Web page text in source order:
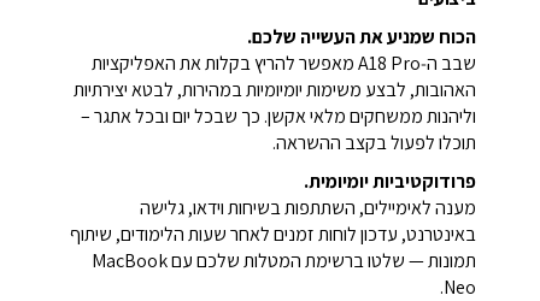
הכוח שמניע את העשייה שלכם.
שבב ה‑A18 Pro מאפשר להריץ בקלות את האפליקציות
האהובות, לבצע משימות יומיומיות במהירות, לבטא יצירתיות
וליהנות ממשחקים מלאי אקשן. כך שבכל יום ובכל אתגר –
תוכלו לפעול בקצב ההשראה.
פרודוקטיביות יומיומית.
מענה לאימיילים, השתתפות בשיחות וידאו, גלישה
באינטרנט, עדכון לוחות זמנים לאחר שעות הלימודים, שיתוף
תמונות — שלטו ברשימת המטלות שלכם עם MacBook
Neo.